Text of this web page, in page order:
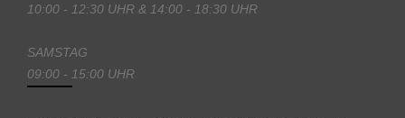
10:00 - 12:30 UHR & 14:00 - 18:30 UHR
SAMSTAG
09:00 - 15:00 UHR